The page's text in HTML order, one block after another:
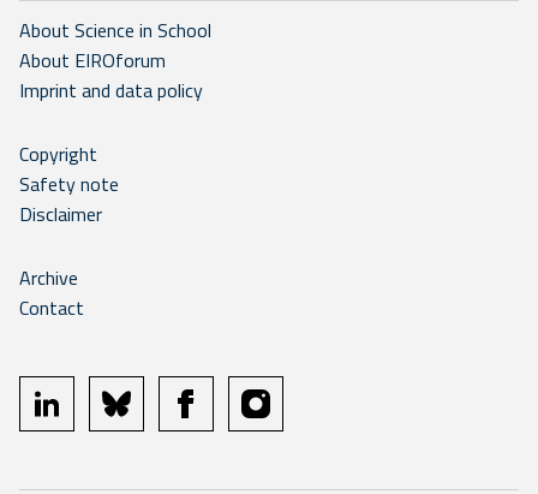
About Science in School
About EIROforum
Imprint and data policy
Copyright
Safety note
Disclaimer
Archive
Contact
linkedin bluesky facebookinstagram